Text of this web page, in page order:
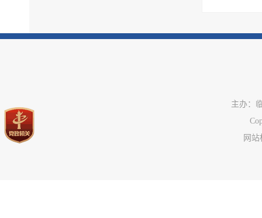
主办：
网站